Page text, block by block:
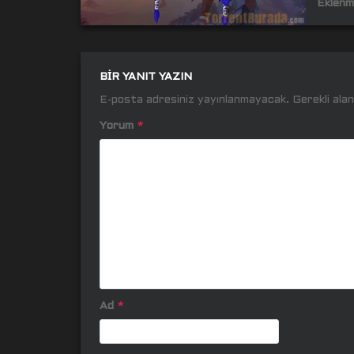
BIR YANIT YAZIN
E-posta adresiniz yayınlanmayacak. Gerekli
Yorum *
Ad *